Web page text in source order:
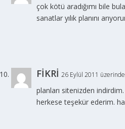
çok kötü aradığımı bile
sanatlar yılık planını
FİKRİ 26 Eylül 2011
planları sitenizden
herkese teşekür ederim.